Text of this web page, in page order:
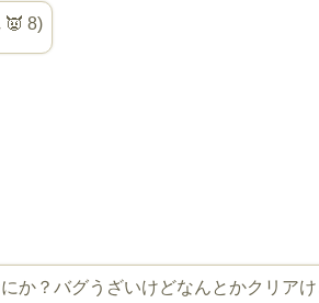
8)
か？バグうざいけどなんとかクリア